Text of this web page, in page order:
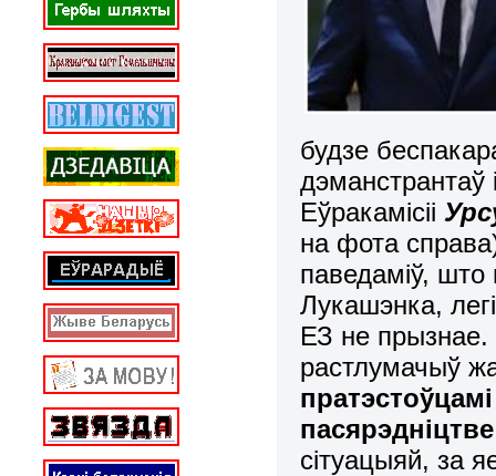
будзе
дэманстрантаў
Еўракамісіі
на фота
паведаміў, што
Лукашэнка,
ЕЗ не прызнае.
растлумачыў
сітуацыяй, за